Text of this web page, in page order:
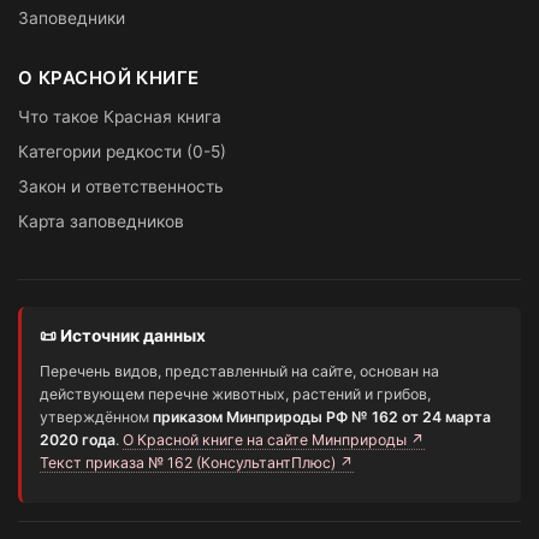
Заповедники
О КРАСНОЙ КНИГЕ
Что такое Красная книга
Категории редкости (0-5)
Закон и ответственность
Карта заповедников
📜 Источник данных
Перечень видов, представленный на сайте, основан на
действующем перечне животных, растений и грибов,
утверждённом приказом Минприроды РФ № 162 от 24 марта
2020 года. О Красной книге на сайте Минприроды ↗
Текст приказа № 162 (КонсультантПлюс) ↗